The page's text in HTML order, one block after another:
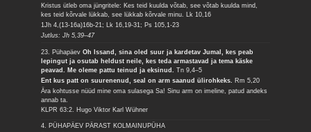
Kristus ütleb oma jüngritele: Kes teid kuulda võtab, see võtab kuulda mind,
kes teid kõrvale lükkab, see lükkab kõrvale minu. Lk 10,16
1Jh 4,(13-16a)16b-21; Lk 16,19-31; Ps 105,1-23
Jutlus: Jh 5,39–47
23. PühapäevOh Issand, sina oled suur ja kardetav Jumal, kes peab
lepingut ja osutab heldust neile, kes teda armastavad ja tema käske
peavad. Me oleme pattu teinud ja eksinud.Tn 9,4–5
Ent kus patt on suurenenud, seal on arm saanud ülirohkeks. Rm 5,20
Ära kohtusse nüüd mine oma sulasega Sa! Sinu arm on imeline, patud andeks
annab ta.
KLPR 63:2. Hugo Viktor Karl Wühner
4. PÜHAPÄEV PÄRAST KOLMAINUPÜHA